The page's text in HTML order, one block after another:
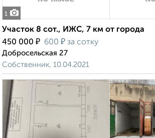
1
Участок 8 сот., ИЖС, 7 км от города
450 000 ₽ 600 ₽ за сотку
Добросельская 27
Собственник, 10.04.2021